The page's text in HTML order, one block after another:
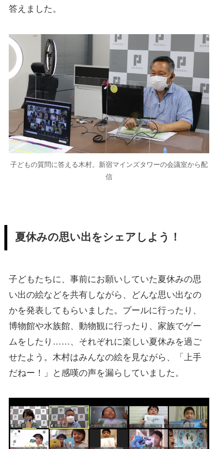
答えました。
子どもの質問に答える木村。新宿マインズタワーの会議室から配
信
夏休みの思い出をシェアしよう！
子どもたちに、事前にお願いしていた夏休みの思
い出の絵などを共有しながら、どんな思い出なの
かを発表してもらいました。プールに行ったり、
博物館や水族館、動物観に行ったり、家族でゲー
ムをしたり……、それぞれに楽しい夏休みを過ご
せたよう。木村はみんなの絵を見ながら、「上手
だねー！」と感嘆の声を漏らしていました。